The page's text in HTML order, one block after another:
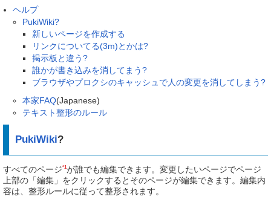
単語検索
ヘルプ
PukiWiki?
新しいページを作成する
リンクについてる(3m)とかは?
掲示板と違う?
誰かが書き込みを消してまう?
ブラウザやプロクシのキャッシュで人の変更を消してしまう?
本家FAQ(Japanese)
テキスト整形のルール
PukiWiki?
すべてのページ*1が誰でも編集できます。変更したいページでページ
上部の「編集」をクリックするとそのページが編集できます。編集内
容は、整形ルールに従って整形されます。